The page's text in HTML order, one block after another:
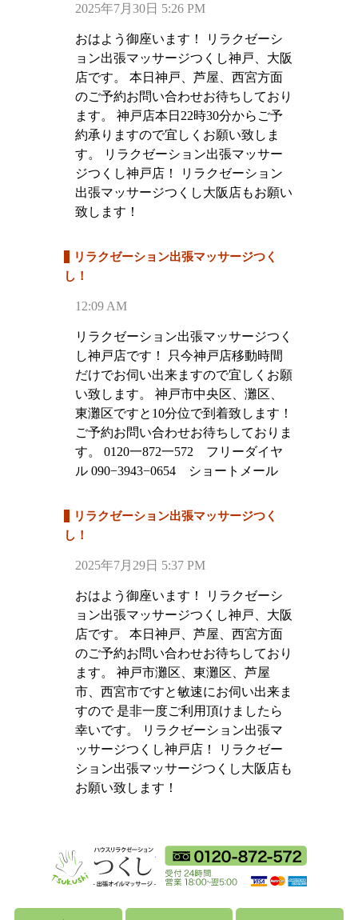
2025年7月30日 5:26 PM
おはよう御座います！ リラクゼーシ
ョン出張マッサージつくし神戸、大阪
店です。 本日神戸、芦屋、西宮方面
のご予約お問い合わせお待ちしており
ます。 神戸店本日22時30分からご予
約承りますので宜しくお願い致しま
す。 リラクゼーション出張マッサー
ジつくし神戸店！ リラクゼーション
出張マッサージつくし大阪店もお願い
致します！
リラクゼーション出張マッサージつく
し！
12:09 AM
リラクゼーション出張マッサージつく
し神戸店です！ 只今神戸店移動時間
だけでお伺い出来ますので宜しくお願
い致します。 神戸市中央区、灘区、
東灘区ですと10分位で到着致します！
ご予約お問い合わせお待ちしておりま
す。 0120一872一572 フリーダイヤ
ル 090−3943−0654 ショートメール
リラクゼーション出張マッサージつく
し！
2025年7月29日 5:37 PM
おはよう御座います！ リラクゼーシ
ョン出張マッサージつくし神戸、大阪
店です。 本日神戸、芦屋、西宮方面
のご予約お問い合わせお待ちしており
ます。 神戸市灘区、東灘区、芦屋
市、西宮市ですと敏速にお伺い出来ま
すので 是非一度ご利用頂けましたら
幸いです。 リラクゼーション出張マ
ッサージつくし神戸店！ リラクゼー
ション出張マッサージつくし大阪店も
お願い致します！
ハウスリラクゼーシ
18時から翌朝5時